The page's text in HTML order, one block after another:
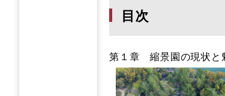
目次
第１章 縮景園の現状と